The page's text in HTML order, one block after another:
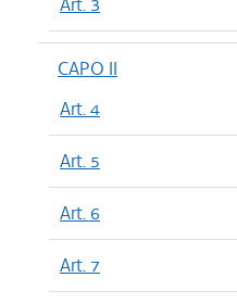
CAPO II
Art. 4
Art. 5
Art. 6
Art. 7